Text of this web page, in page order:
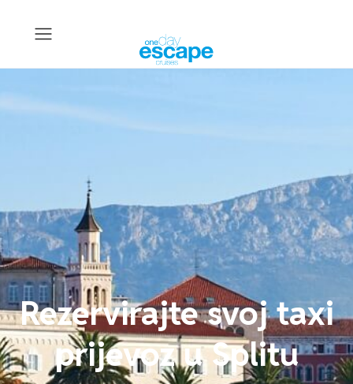
Rezervirajte svoj taxi
prijevoz u Splitu